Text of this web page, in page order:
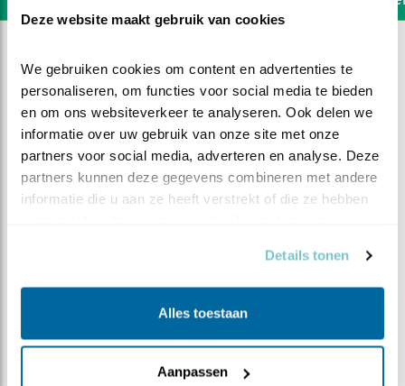
Deze website maakt gebruik van cookies
We gebruiken cookies om content en advertenties te
personaliseren, om functies voor social media te bieden
en om ons websiteverkeer te analyseren. Ook delen we
informatie over uw gebruik van onze site met onze
partners voor social media, adverteren en analyse. Deze
partners kunnen deze gegevens combineren met andere
informatie die u aan ze heeft verstrekt of die ze hebben
Details tonen
Alles toestaan
Aanpassen
DEEL DIT FILMPJE
Short SU douchen